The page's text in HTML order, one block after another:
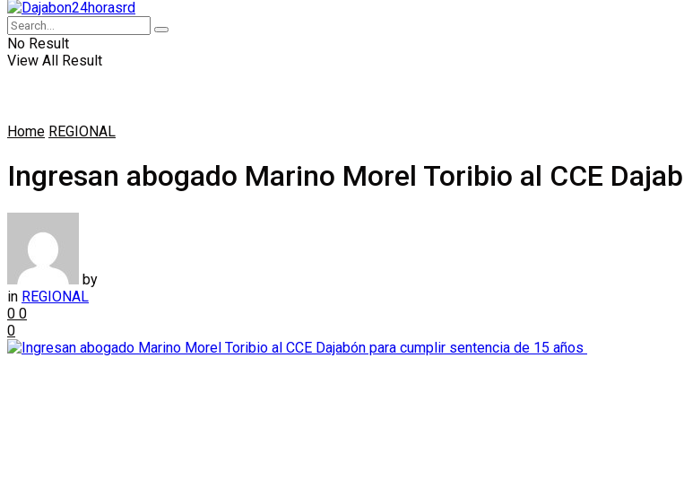
No Result
View All Result
Home REGIONAL
Ingresan abogado Marino Morel Toribio al CCE
by
in REGIONAL
0 0
0